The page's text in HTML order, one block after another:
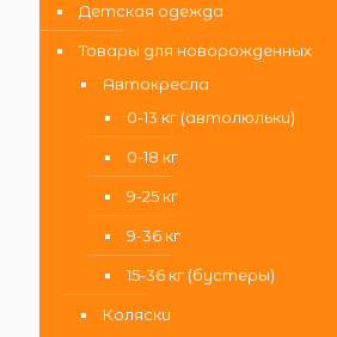
Детская одежда
Товары для новорожденных
Автокресла
0-13 кг (автолюльки)
0-18 кг
9-25 кг
9-36 кг
15-36 кг (бустеры)
Коляски